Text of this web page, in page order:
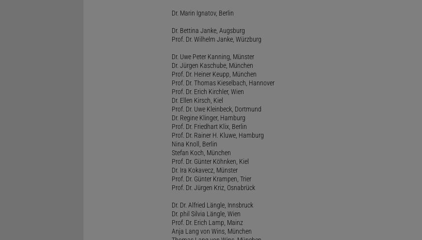
Dr. Marin Ignatov, Berlin
Dr. Bettina Janke, Augsburg
Prof. Dr. Wilhelm Janke, Würzburg
Dr. Uwe Peter Kanning, Münster
Dr. Jürgen Kaschube, München
Prof. Dr. Heiner Keupp, München
Prof. Dr. Thomas Kieselbach, Hannover
Prof. Dr. Erich Kirchler, Wien
Dr. Ellen Kirsch, Kiel
Prof. Dr. Uwe Kleinbeck, Dortmund
Dr. Regine Klinger, Hamburg
Prof. Dr. Friedhart Klix, Berlin
Prof. Dr. Rainer H. Kluwe, Hamburg
Nina Knoll, Berlin
Stefan Koch, München
Prof. Dr. Günter Köhnken, Kiel
Dr. Ira Kokavecz, Münster
Prof. Dr. Günter Krampen, Trier
Prof. Dr. Jürgen Kriz, Osnabrück
Dr. Dr. Alfried Längle, Innsbruck
Dr. phil Silvia Längle, Wien
Prof. Dr. Erich Lamp, Mainz
Anja Lang von Wins, München